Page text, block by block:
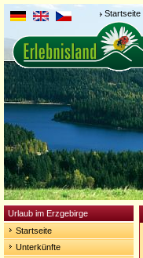
Startseite
Urlaub im Erzgebirge
Startseite
Unterkünfte